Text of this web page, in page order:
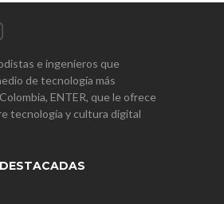
e ingenieros que
de tecnología más
ENTER, que le ofrece
tecnología y cultura digital